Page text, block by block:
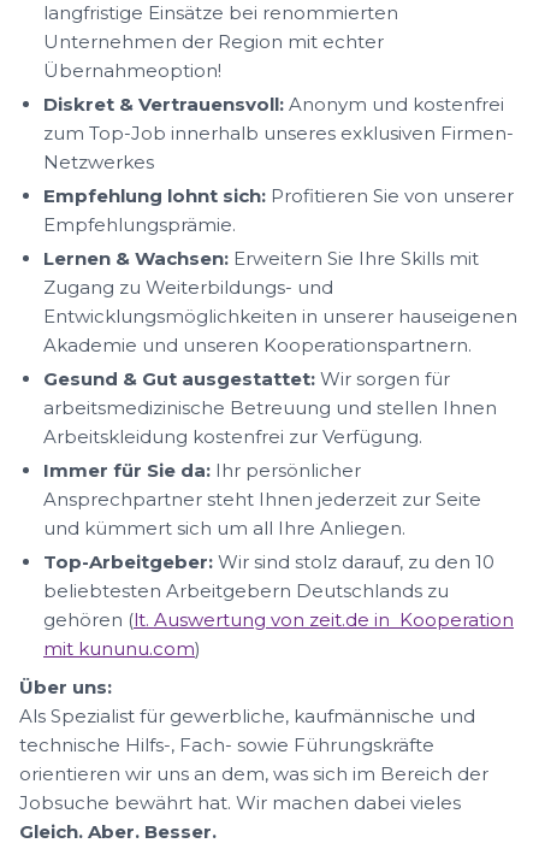
langfristige Einsätze bei renommierten
Unternehmen der Region mit echter
Übernahmeoption!
Diskret & Vertrauensvoll: Anonym und kostenfrei
zum Top-Job innerhalb unseres exklusiven Firmen-
Netzwerkes
Empfehlung lohnt sich: Profitieren Sie von unserer
Empfehlungsprämie.
Lernen & Wachsen: Erweitern Sie Ihre Skills mit
Zugang zu Weiterbildungs- und
Entwicklungsmöglichkeiten in unserer hauseigenen
Akademie und unseren Kooperationspartnern.
Gesund & Gut ausgestattet: Wir sorgen für
arbeitsmedizinische Betreuung und stellen Ihnen
Arbeitskleidung kostenfrei zur Verfügung.
Immer für Sie da: Ihr persönlicher
Ansprechpartner steht Ihnen jederzeit zur Seite
und kümmert sich um all Ihre Anliegen.
Top-Arbeitgeber: Wir sind stolz darauf, zu den 10
beliebtesten Arbeitgebern Deutschlands zu
gehören (lt. Auswertung von zeit.de in Kooperation
mit kununu.com)
Über uns:
Als Spezialist für gewerbliche, kaufmännische und
technische Hilfs-, Fach- sowie Führungskräfte
orientieren wir uns an dem, was sich im Bereich der
Jobsuche bewährt hat. Wir machen dabei vieles
Gleich. Aber. Besser.